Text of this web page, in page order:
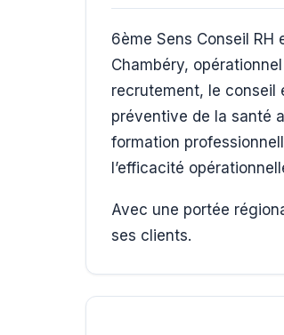
6ème Sens Conseil
Chambéry,
recrutement, le conseil
préventive de la santé
formation
l’efficacité
Avec une portée
ses clients.